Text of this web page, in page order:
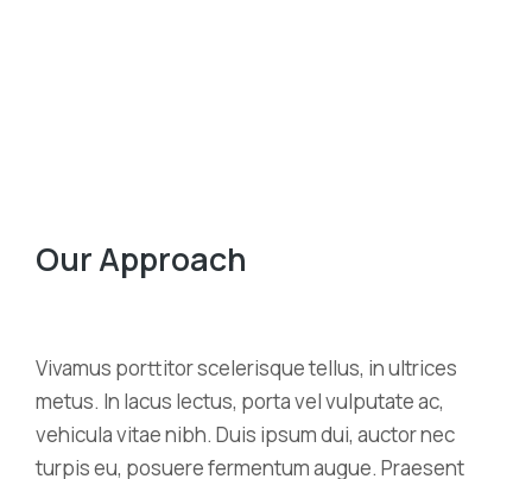
Our Approach
Vivamus porttitor scelerisque tellus, in ultrices
metus. In lacus lectus, porta vel vulputate ac,
vehicula vitae nibh. Duis ipsum dui, auctor nec
turpis eu, posuere fermentum augue. Praesent